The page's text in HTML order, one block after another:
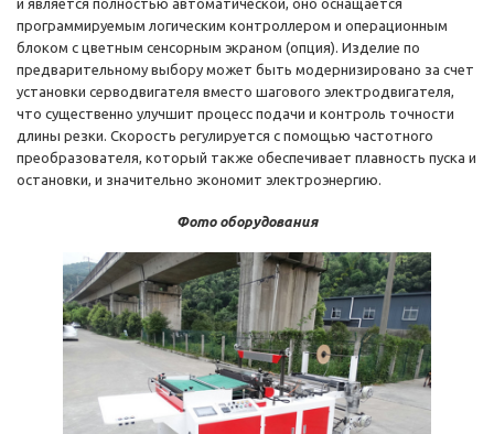
и является полностью автоматической, оно оснащается
программируемым логическим контроллером и операционным
блоком с цветным сенсорным экраном (опция). Изделие по
предварительному выбору может быть модернизировано за счет
установки серводвигателя вместо шагового электродвигателя,
что существенно улучшит процесс подачи и контроль точности
длины резки. Скорость регулируется с помощью частотного
преобразователя, который также обеспечивает плавность пуска и
остановки, и значительно экономит электроэнергию.
Фото оборудования